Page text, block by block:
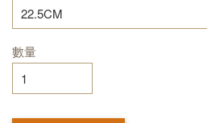
數量